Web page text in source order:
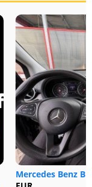
Mercedes Benz